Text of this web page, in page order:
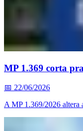
MP 1.369 corta
📅 22/06/2026
A MP 1.369/2026 altera